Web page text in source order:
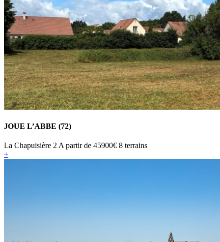
JOUE L’ABBE (72)
La Chapuisière 2A partir de 45900€ 8 terrains
+